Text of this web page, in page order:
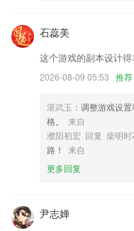
石蕊美
这个游戏的副本设计
2026-08-09 05:53 推荐
湛武玉 ：调整游戏设
格。
来自
濮阳初宏 回复 柴明时
路！
来自
更多回复
尹志婵